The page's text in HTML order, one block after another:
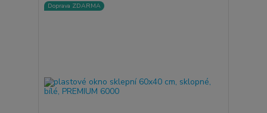
Doprava ZDARMA